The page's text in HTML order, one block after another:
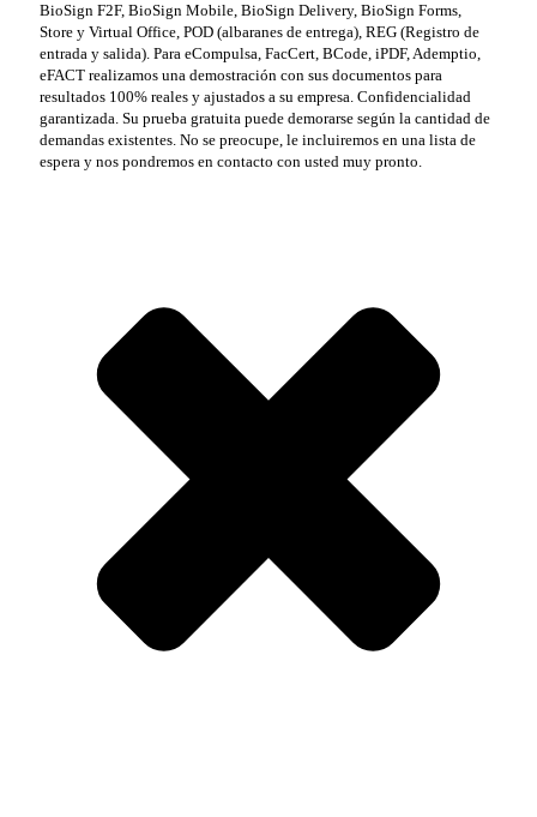
BioSign F2F, BioSign Mobile, BioSign Delivery, BioSign Forms,
Store y Virtual Office, POD (albaranes de entrega), REG (Registro de
entrada y salida). Para eCompulsa, FacCert, BCode, iPDF, Ademptio,
eFACT realizamos una demostración con sus documentos para
resultados 100% reales y ajustados a su empresa. Confidencialidad
garantizada. Su prueba gratuita puede demorarse según la cantidad de
demandas existentes. No se preocupe, le incluiremos en una lista de
espera y nos pondremos en contacto con usted muy pronto.